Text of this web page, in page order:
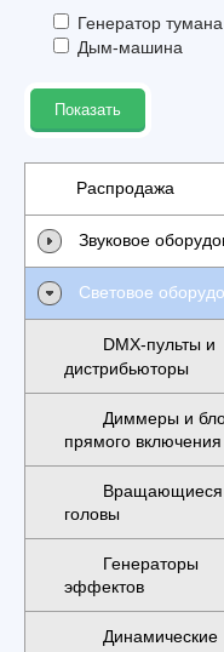
Генератор тумана
Дым-машина
Показать
Распродажа
Звуковое
Световое
DMX-пульты и
дистрибьюторы
Диммеры и
прямого включения
Вращающиеся
головы
Генераторы
эффектов
Динамические